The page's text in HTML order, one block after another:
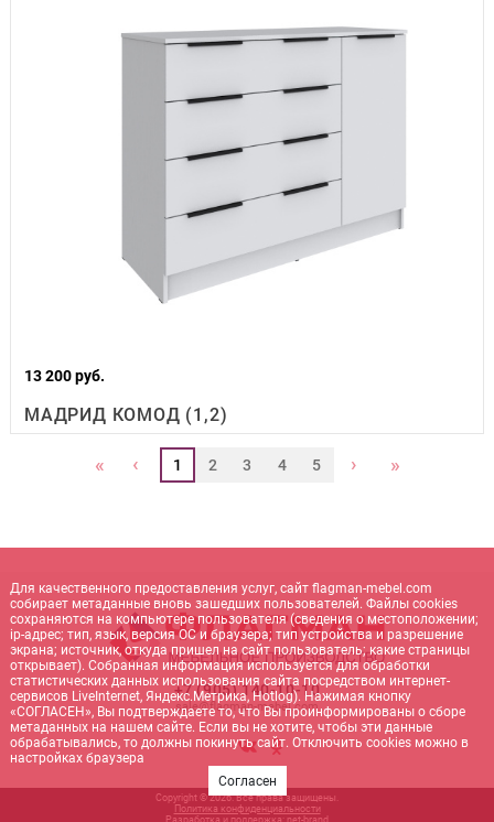
13 200 руб.
МАДРИД КОМОД (1,2)
« ‹ 1 2 3 4 5 › »
+7 (905) 140-10-10
sale@flagman-mebel.com
Copyright © 2026. Все права защищены.
Политика конфиденциальности
Разработка и поддержка: net- brand
Для качественного предоставления услуг, сайт flagman-mebel.com
собирает метаданные вновь зашедших пользователей. Файлы cookies
сохраняются на компьютере пользователя (сведения о местоположении;
ip-адрес; тип, язык, версия ОС и браузера; тип устройства и разрешение
экрана; источник, откуда пришел на сайт пользователь; какие страницы
открывает). Собранная информация используется для обработки
статистических данных использования сайта посредством интернет-
сервисов LiveInternet, Яндекс.Метрика, Hotlog). Нажимая кнопку
«СОГЛАСЕН», Вы подтверждаете то, что Вы проинформированы о сборе
метаданных на нашем сайте. Если вы не хотите, чтобы эти данные
обрабатывались, то должны покинуть сайт. Отключить cookies можно в
настройках браузера
Согласен